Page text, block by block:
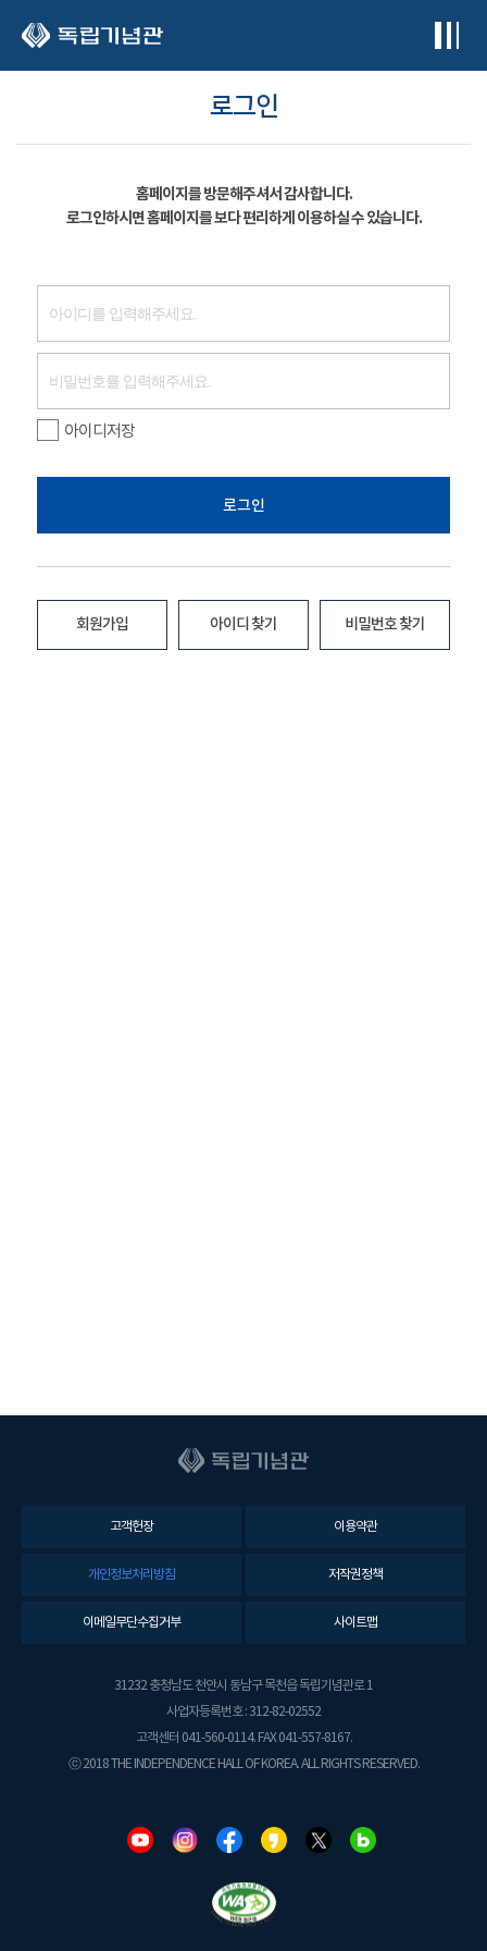
로그인
홈페이지를 방문해주셔서 감사합니다.
로그인하시면 홈페이지를 보다 편리하게 이용하실 수 있습니다.
아이디저장
로그인
회원가입 아이디 찾기 비밀번호 찾기
고객헌장 이용약관
개인정보처리방침 저작권정책
이메일무단수집거부 사이트맵
31232 충청남도 천안시 동남구 목천읍 독립기념관로 1
사업자등록번호 : 312-82-02552
고객센터 041-560-0114. FAX 041-557-8167.
ⓒ 2018 THE INDEPENDENCE HALL OF KOREA. ALL RIGHTS RESERVED.